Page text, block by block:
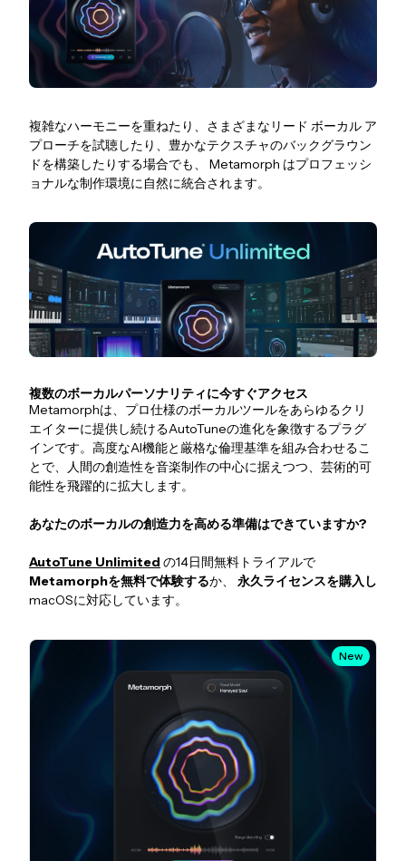
複雑なハーモニーを重ねたり、さまざまなリード ボーカル ア
プローチを試聴したり、豊かなテクスチャのバックグラウン
ドを構築したりする場合でも、 Metamorph はプロフェッシ
ョナルな制作環境に自然に統合されます。
複数のボーカルパーソナリティに今すぐアクセス
Metamorphは、プロ仕様のボーカルツールをあらゆるクリ
エイターに提供し続けるAutoTuneの進化を象徴するプラグ
インです。高度なAI機能と厳格な倫理基準を組み合わせるこ
とで、人間の創造性を音楽制作の中心に据えつつ、芸術的可
能性を飛躍的に拡大します。
あなたのボーカルの創造力を高める準備はできていますか?
AutoTune Unlimited の14日間無料トライアルで
Metamorphを無料で体験するか、 永久ライセンスを購入し
macOSに対応しています。
New